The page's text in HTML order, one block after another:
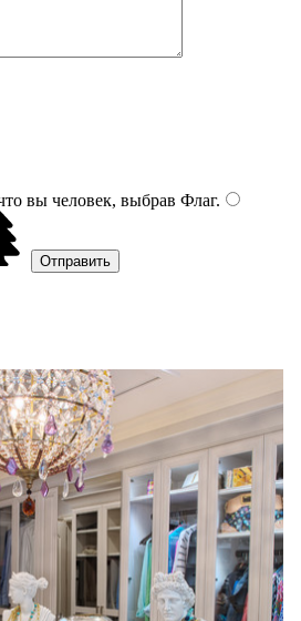
вы человек, выбрав Флаг.